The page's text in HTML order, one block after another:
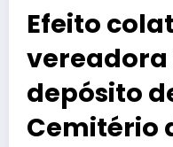
Efeito
depósito
Cemitério